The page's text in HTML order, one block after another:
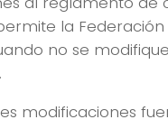
la
no se
modificaciones